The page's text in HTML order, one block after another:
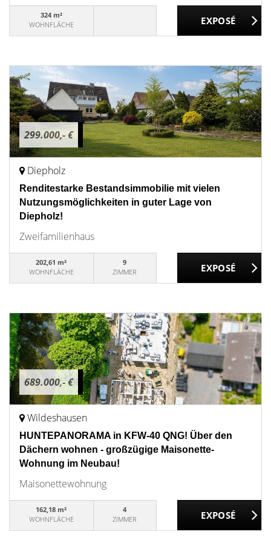
324 m²
WOHNFLÄCHE
299.000,- €
Diepholz
Renditestarke Bestandsimmobilie mit vielen
Nutzungsmöglichkeiten in guter Lage von
Diepholz!
Zweifamilienhaus
202,61 m²
WOHNFLÄCHE
9
ZIMMER
689.000,- €
Wildeshausen
HUNTEPANORAMA in KFW-40 QNG! Über den
Dächern wohnen - großzügige Maisonette-
Wohnung im Neubau!
Maisonettewohnung
162,18 m²
WOHNFLÄCHE
4
ZIMMER